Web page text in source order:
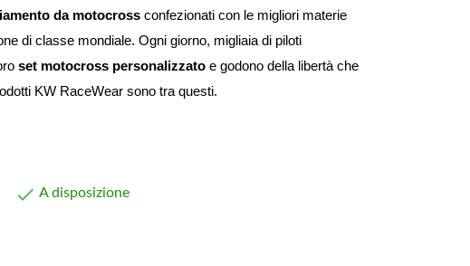
da motocross confezionati con le migliori materie
di classe mondiale. Ogni giorno, migliaia di piloti
set motocross personalizzato e godono della libertà che
KW RaceWear sono tra questi.
 A disposizione